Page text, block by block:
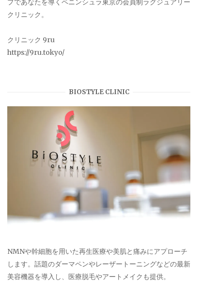
プであなたを導くペニンシュラ東京の会員制ラグジュアリー
クリニック。
クリニック 9ru
https://9ru.tokyo/
BIOSTYLE CLINIC
NMNや幹細胞を用いた再生医療や美肌と痛みにアプローチ
します。話題のダーマペンやレーザートーニングなどの最新
美容機器を導入し、医療脱毛やアートメイクも提供。